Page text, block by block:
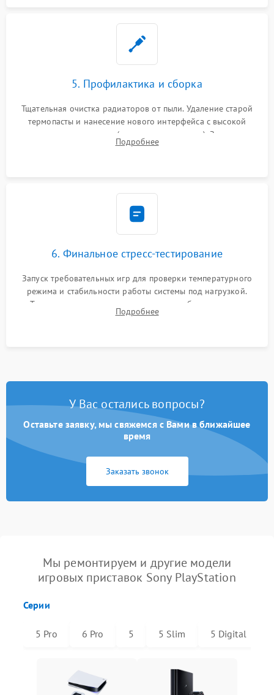
5. Профилактика и сборка
Тщательная очистка радиаторов от пыли. Удаление старой
термопасты и нанесение нового интерфейса с высокой
теплопроводностью (или жидкого металла). Замена
термопрокладок. Аккуратная сборка консоли и подключение
Подробнее
6. Финальное стресс-тестирование
Запуск требовательных игр для проверки температурного
режима и стабильности работы системы под нагрузкой.
Тестирование привода, синхронизации беспроводных
геймпадов, выхода в сеть и выдачи изображения без
Подробнее
У Вас остались вопросы?
Оставьте заявку, мы свяжемся с Вами в ближайшее
время
Заказать звонок
Мы ремонтируем и другие модели
игровых приставок Sony PlayStation
Серии
5 Pro 6 Pro 5 5 Slim 5 Digital